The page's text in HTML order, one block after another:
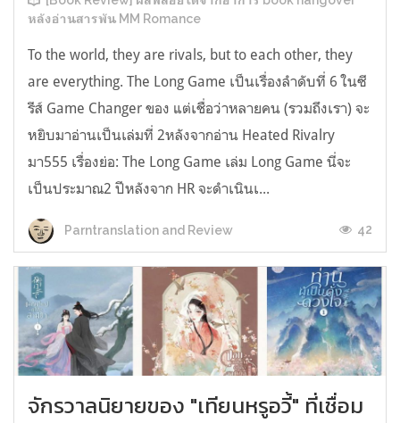
หลังอ่านสารพัน MM Romance
To the world, they are rivals, but to each other, they
are everything. The Long Game เป็นเรื่องลำดับที่ 6 ในซี
รีส์ Game Changer ของ แต่เชื่อว่าหลายคน (รวมถึงเรา) จะ
หยิบมาอ่านเป็นเล่มที่ 2หลังจากอ่าน Heated Rivalry
มา555 เรื่องย่อ: The Long Game เล่ม Long Game นี่จะ
เป็นประมาณ2 ปีหลังจาก HR จะดำเนินเ...
Parntranslation and Review 42
จักรวาลนิยายของ "เทียนหรูอวี้" ที่เชื่อม